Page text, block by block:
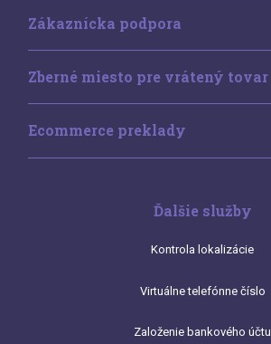
Zákaznícka podpora
Zberné miesto pre vrátený tovar
Ecommerce preklady
Ďalšie služby
Kontrola lokalizácie
Virtuálne telefónne číslo
Založenie bankového účtu